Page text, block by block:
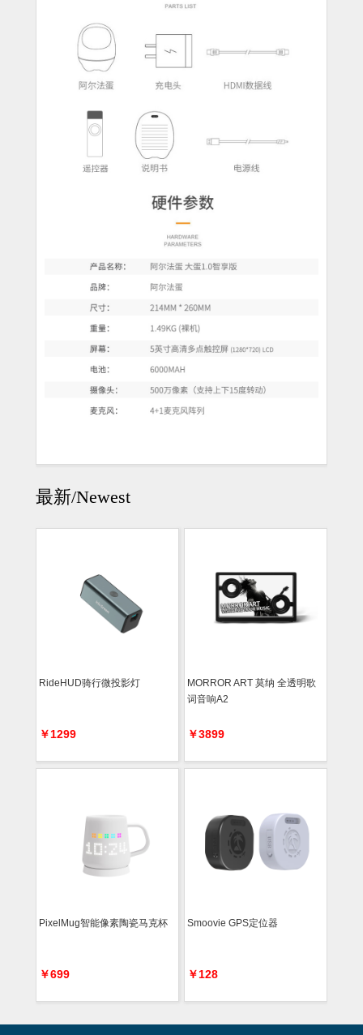
最新/Newest
RideHUD骑行微投影灯
￥1299
MORROR ART 莫纳 全透明歌
词音响A2
￥3899
PixelMug智能像素陶瓷马克杯
￥699
Smoovie GPS定位器
￥128